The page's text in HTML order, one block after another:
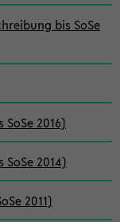
bis SoSe
2016)
2014)
2011)